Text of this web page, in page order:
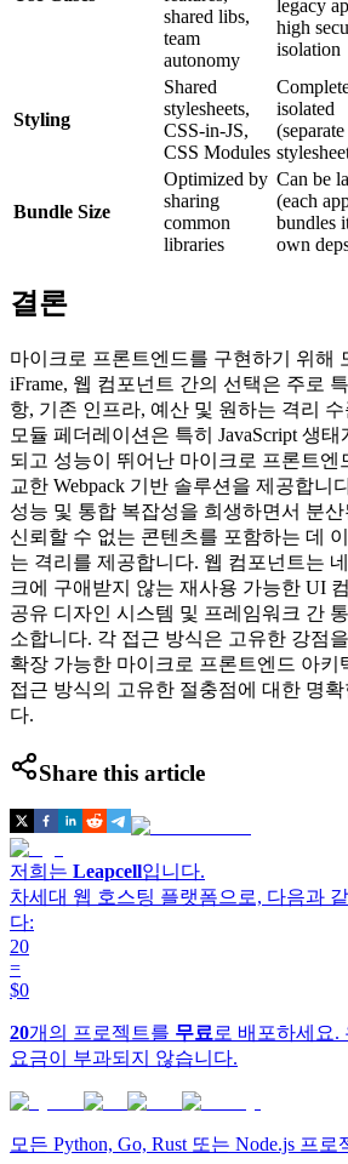
shared libs,
team
autonomy
legacy
high
isolation
Styling
Shared
stylesheets,
CSS-in-JS,
CSS Modules
isolated
(separate
Bundle Size
Optimized by
sharing
common
libraries
Can be
(each
bundles
own
결론
마이크로 프론트엔드를 구현하기 위해
iFrame, 웹 컴포넌트 간의 선택은 주로
항, 기존 인프라, 예산 및 원하는 격리
모듈 페더레이션은 특히 JavaScript 생
되고 성능이 뛰어난 마이크로 프론트엔
교한 Webpack 기반 솔루션을 제공합니
성능 및 통합 복잡성을 희생하면서 분
신뢰할 수 없는 콘텐츠를 포함하는 데
는 격리를 제공합니다. 웹 컴포넌트는
크에 구애받지 않는 재사용 가능한 UI
공유 디자인 시스템 및 프레임워크 간
소합니다. 각 접근 방식은 고유한 강점
확장 가능한 마이크로 프론트엔드 아키
접근 방식의 고유한 절충점에 대한 명
다.
Share this article
저희는 Leapcell입니다.
차세대 웹 호스팅 플랫폼으로, 다음과
다:
20
=
$0
20개의 프로젝트를 무료 로 배포하세요.
요금이 부과되지 않습니다.
모든 Python, Go, Rust 또는 Node.js 프